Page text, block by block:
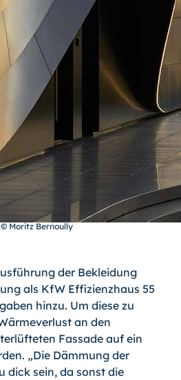
Moritz Bernoully
der Bekleidung
als KfW Effizienzhaus 55
hinzu. Um diese zu
an den
Fassade auf ein
„Die Dämmung der
dick sein, da sonst die